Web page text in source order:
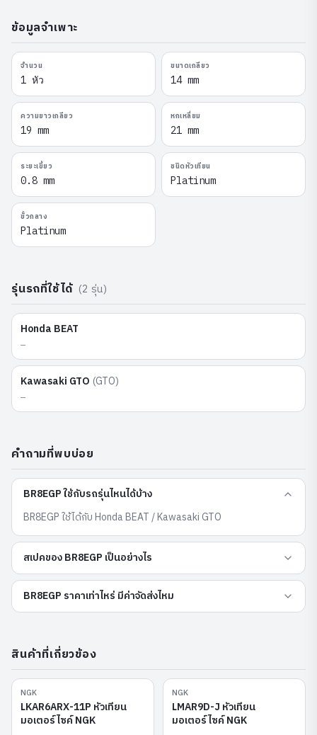
ข้อมูลจำเพาะ
จำนวน
1 หัว
ขนาดเกลียว
14 mm
ความยาวเกลียว
19 mm
หกเหลี่ยม
21 mm
ระยะเขี้ยว
0.8 mm
ชนิดหัวเทียน
Platinum
ขั้วกลาง
Platinum
รุ่นรถที่ใช้ได้ (2 รุ่น)
Honda BEAT
—
Kawasaki GTO (GTO)
—
คำถามที่พบบ่อย
BR8EGP ใช้กับรถรุ่นไหนได้บ้าง
BR8EGP ใช้ได้กับ Honda BEAT / Kawasaki GTO
สเปคของ BR8EGP เป็นอย่างไร
BR8EGP ราคาเท่าไหร่ มีค่าจัดส่งไหม
สินค้าที่เกี่ยวข้อง
NGK
LKAR6ARX-11P หัวเทียน
มอเตอร์ไซค์ NGK
NGK
LMAR9D-J หัวเทียน
มอเตอร์ไซค์ NGK